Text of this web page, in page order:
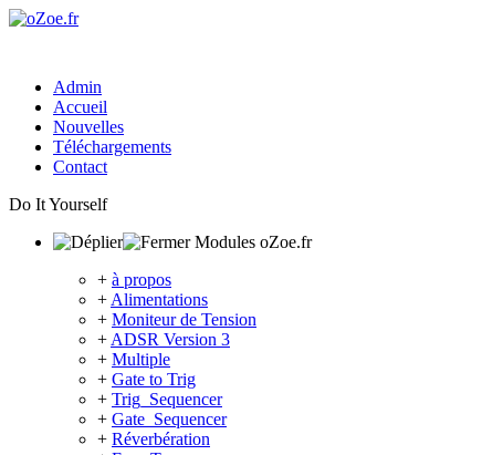
Admin
Accueil
Nouvelles
Téléchargements
Contact
Do It Yourself
Modules oZoe.fr
+ à propos
+ Alimentations
+ Moniteur de Tension
+ ADSR Version 3
+ Multiple
+ Gate to Trig
+ Trig_Sequencer
+ Gate_Sequencer
+ Réverbération